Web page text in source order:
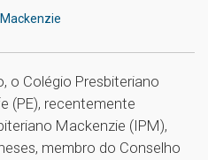
o Colégio Presbiteriano
(PE), recentemente
Mackenzie (IPM),
membro do Conselho